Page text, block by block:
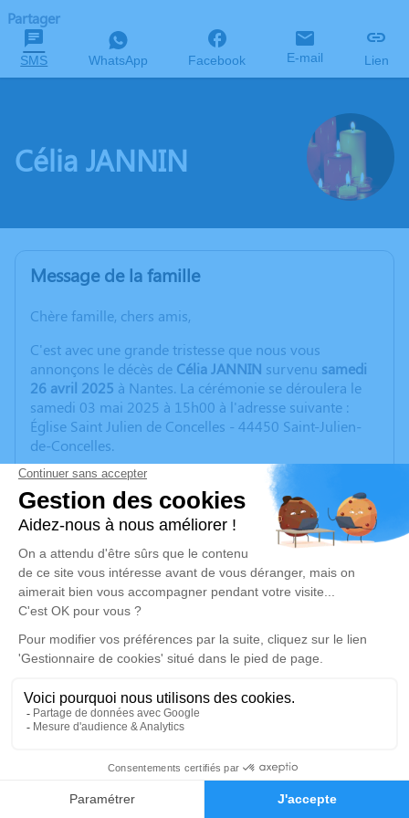
Faire-part Hommages
Partager
SMS WhatsApp Facebook E-mail Lien
Célia JANNIN
Message de la famille
Chère famille, chers amis,
C'est avec une grande tristesse que nous vous
annonçons le décès de Célia JANNIN survenu samedi
26 avril 2025 à Nantes. La cérémonie se déroulera le
samedi 03 mai 2025 à 15h00 à l'adresse suivante :
Église Saint Julien de Concelles - 44450 Saint-Julien-
de-Concelles.
Dominique, Soazig, Eléa, et toute la famille vont font
part de l'envol de leur petit ange "Célia"
Fleurs naturelles uniquement
Nous vous invitons à utiliser cet espace pour laisser
vos condoléances, partager des photos souvenirs, une
anecdote ou exprimer vos pensées à travers des
poèmes ou des textes. Cet endroit est un lieu
d'expression dédié à honorer la mémoire de Célia
JANNIN.
Un service de plantation d’arbre hommage est
disponible ici.
Je rends hommage